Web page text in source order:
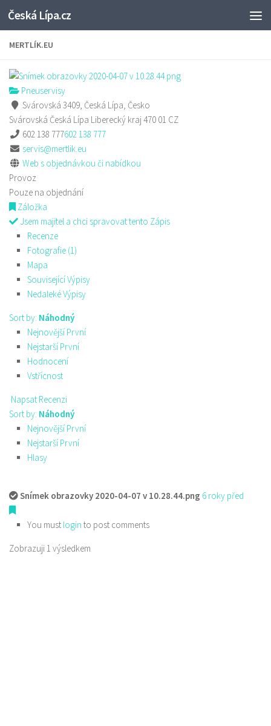
Skip to content
Česká Lípa.cz
MERTLÍK.EU
Pneuservisy
Svárovská 3409, Česká Lípa, Česko
Svárovská Česká Lípa Liberecký kraj470 01 CZ
602 138 777602 138 777
servis@mertlik.eu
Web s objednávkou či nabídkou
Provoz
Pouze na objednání
Záložka
Jsem majitel a chci spravovat tento Zápis
Recenze
Fotografie (1)
Mapa
Související Výpisy
Nedaleké Výpisy
Sort by: Náhodný
Nejnovější První
Nejstarší První
Hodnocení
Vstřícnost
Napsat Recenzi
Sort by: Náhodný
Nejnovější První
Nejstarší První
Hlasy
Snímek obrazovky 2020-04-07 v 10.28.44.png 6 roky před
You must login to post comments
Zobrazuji 1 výsledkem